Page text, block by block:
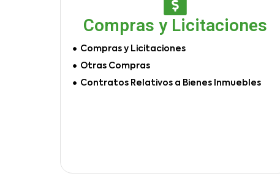
Compras y Licitaciones
Compras y Licitaciones
Otras Compras
Contratos Relativos a Bienes Inmuebles